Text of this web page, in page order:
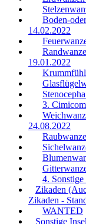
Boden-
14.02.2022
19.01.2022
3.
24.08.2022
4. Sonstige
Zikaden
Zikaden -
WANTED
Sonstige